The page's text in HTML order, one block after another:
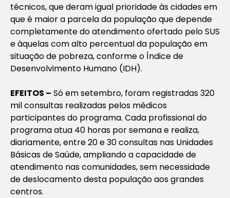
técnicos, que deram igual prioridade às cidades em
que é maior a parcela da população que depende
completamente do atendimento ofertado pelo SUS
e àquelas com alto percentual da população em
situação de pobreza, conforme o Índice de
Desenvolvimento Humano (IDH).
EFEITOS – Só em setembro, foram registradas 320
mil consultas realizadas pelos médicos
participantes do programa. Cada profissional do
programa atua 40 horas por semana e realiza,
diariamente, entre 20 e 30 consultas nas Unidades
Básicas de Saúde, ampliando a capacidade de
atendimento nas comunidades, sem necessidade
de deslocamento desta população aos grandes
centros.